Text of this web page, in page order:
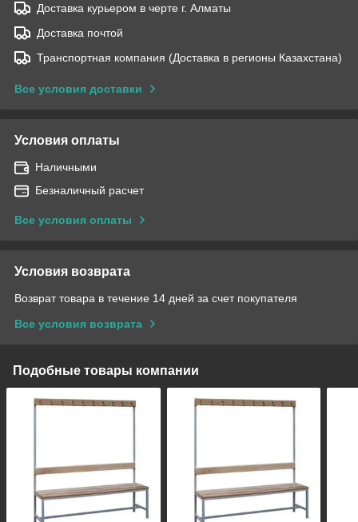
Доставка курьером в черте г. Алматы
Доставка почтой
Транспортная компания (Доставка в регионы Казахстана)
Все условия доставки
Условия оплаты
Наличными
Безналичный расчет
Все условия оплаты
Условия возврата
Возврат товара в течение 14 дней за счет покупателя
Все условия возврата
Подобные товары компании